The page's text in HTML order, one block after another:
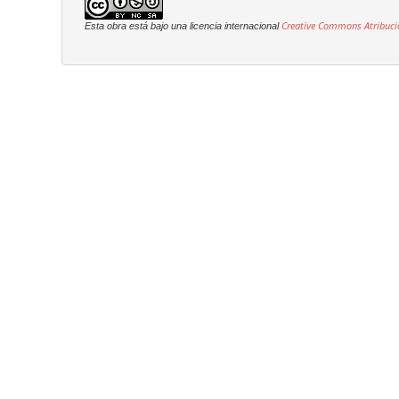
Esta obra está bajo una licencia internacional Creative Commons